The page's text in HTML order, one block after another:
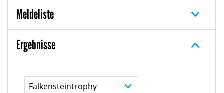
Meldeliste
Ergebnisse
Falkensteintrophy